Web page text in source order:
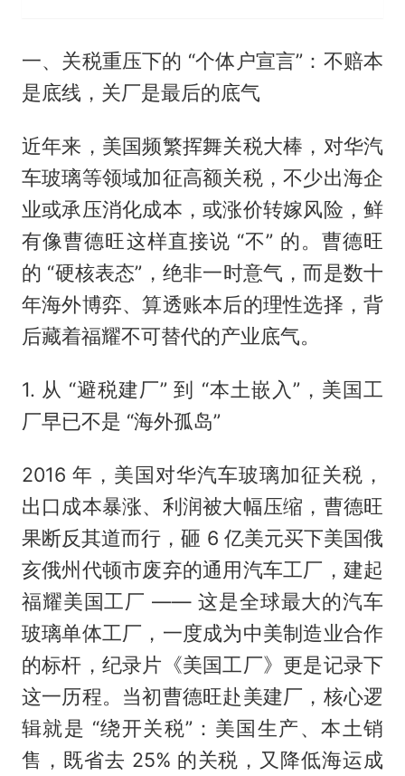
一、关税重压下的 “个体户宣言”：不赔本
是底线，关厂是最后的底气
近年来，美国频繁挥舞关税大棒，对华汽
车玻璃等领域加征高额关税，不少出海企
业或承压消化成本，或涨价转嫁风险，鲜
有像曹德旺这样直接说 “不” 的。曹德旺
的 “硬核表态”，绝非一时意气，而是数十
年海外博弈、算透账本后的理性选择，背
后藏着福耀不可替代的产业底气。
1. 从 “避税建厂” 到 “本土嵌入”，美国工
厂早已不是 “海外孤岛”
2016 年，美国对华汽车玻璃加征关税，
出口成本暴涨、利润被大幅压缩，曹德旺
果断反其道而行，砸 6 亿美元买下美国俄
亥俄州代顿市废弃的通用汽车工厂，建起
福耀美国工厂 —— 这是全球最大的汽车
玻璃单体工厂，一度成为中美制造业合作
的标杆，纪录片《美国工厂》更是记录下
这一历程。当初曹德旺赴美建厂，核心逻
辑就是 “绕开关税”：美国生产、本土销
售，既省去 25% 的关税，又降低海运成